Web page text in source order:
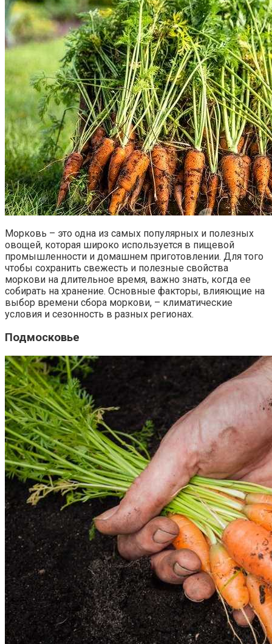
Морковь – это одна из самых популярных и полезных
овощей, которая широко используется в пищевой
промышленности и домашнем приготовлении. Для того
чтобы сохранить свежесть и полезные свойства
моркови на длительное время, важно знать, когда ее
собирать на хранение. Основные факторы, влияющие на
выбор времени сбора моркови, – климатические
условия и сезонность в разных регионах.
Подмосковье